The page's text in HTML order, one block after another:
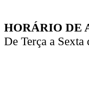
HORÁRIO DE
De Terça a